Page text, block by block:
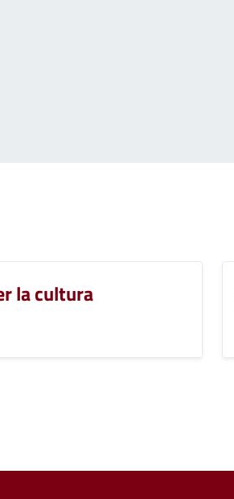
la cultura